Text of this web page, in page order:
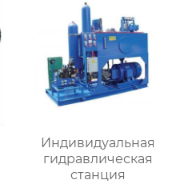
Индивидуальная
гидравлическая
станция